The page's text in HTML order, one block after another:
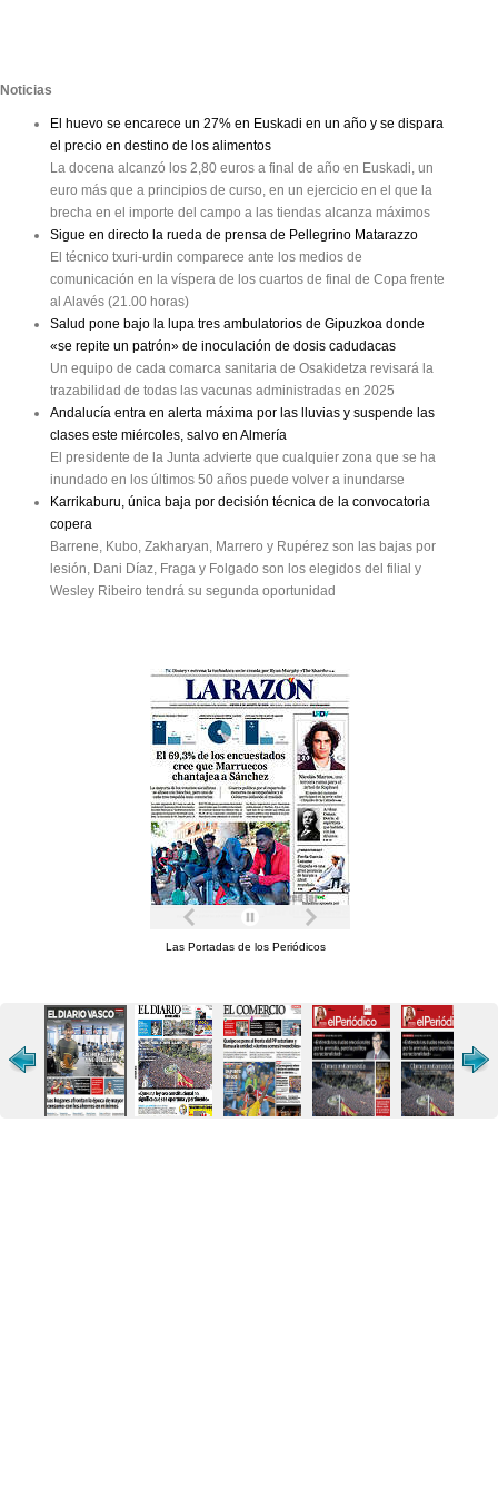
Noticias
El huevo se encarece un 27% en Euskadi en un año y se dispara
el precio en destino de los alimentos
La docena alcanzó los 2,80 euros a final de año en Euskadi, un
euro más que a principios de curso, en un ejercicio en el que la
brecha en el importe del campo a las tiendas alcanza máximos
Sigue en directo la rueda de prensa de Pellegrino Matarazzo
El técnico txuri-urdin comparece ante los medios de
comunicación en la víspera de los cuartos de final de Copa frente
al Alavés (21.00 horas)
Salud pone bajo la lupa tres ambulatorios de Gipuzkoa donde
«se repite un patrón» de inoculación de dosis cadudacas
Un equipo de cada comarca sanitaria de Osakidetza revisará la
trazabilidad de todas las vacunas administradas en 2025
Andalucía entra en alerta máxima por las lluvias y suspende las
clases este miércoles, salvo en Almería
El presidente de la Junta advierte que cualquier zona que se ha
inundado en los últimos 50 años puede volver a inundarse
Karrikaburu, única baja por decisión técnica de la convocatoria
copera
Barrene, Kubo, Zakharyan, Marrero y Rupérez son las bajas por
lesión, Dani Díaz, Fraga y Folgado son los elegidos del filial y
Wesley Ribeiro tendrá su segunda oportunidad
Las Portadas de los Periódicos